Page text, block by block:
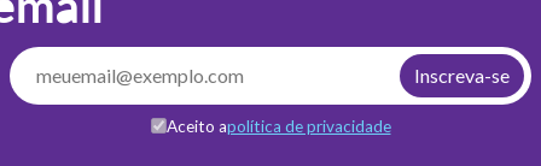
Aceito apolítica de privacidade